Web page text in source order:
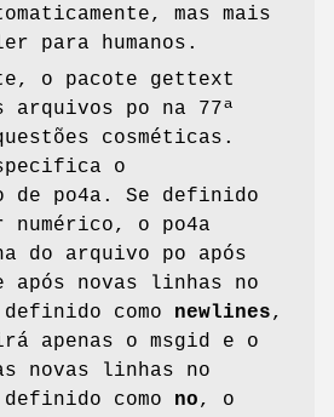
mas mais
para humanos.
o pacote gettext
arquivos po na 77ª
cosméticas.
o
de po4a. Se definido
numérico, o po4a
do arquivo po após
após novas linhas no
como newlines,
apenas o msgid e o
novas linhas no
como no, o